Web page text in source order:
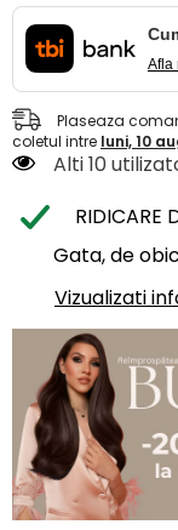
Afla
Plaseaza
coletul intre luni, 10
Alti 10
RIDICARE
Gata, de
Vizualizati